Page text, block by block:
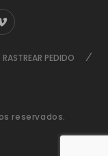
RASTREAR PEDIDO
reservados.